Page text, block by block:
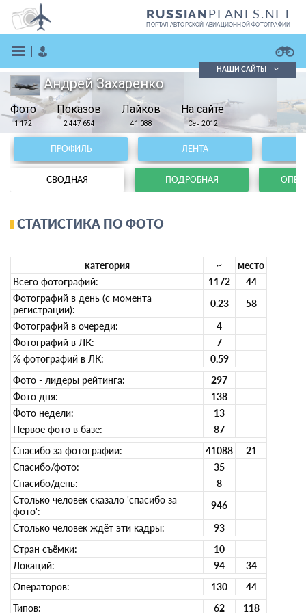
RUSSIANPLANES.NET
ПОРТАЛ АВТОРСКОЙ АВИАЦИОННОЙ ФОТОГРАФИИ
Поиск фотографий
Поиск в реестре
Кратко
Подробно
НАШИ САЙТЫ
Андрей Захаренко
Фото
1 172
Показов
2 447 654
Лайков
41 088
На сайте
Сен 2012
ПРОФИЛЬ ЛЕНТА
СВОДНАЯ ПОДРОБНАЯ
СТАТИСТИКА ПО ФОТО
категория ~
место
Всего фотографий:
1172
44
Фотографий в день (с момента
регистрации):
0.23
58
Фотографий в очереди:
4
Фотографий в ЛК:
7
% фотографий в ЛК:
0.59
Фото - лидеры рейтинга:
297
Фото дня:
138
Фото недели:
13
Первое фото в базе:
87
Спасибо за фотографии:
41088
21
Спасибо/фото:
35
Спасибо/день:
8
Столько человек сказало 'спасибо за
фото':
946
Столько человек ждёт эти кадры:
93
Стран съёмки:
10
Локаций:
94
34
Операторов:
130
44
Типов:
62 118